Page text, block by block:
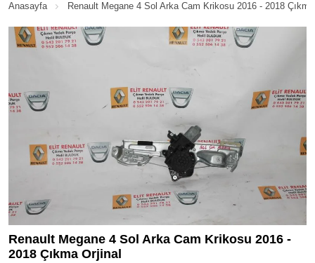
Anasayfa Renault Megane 4 Sol Arka Cam Krikosu 2016 - 2018
Renault Megane 4 Sol Arka Cam Krikosu 2016 -
2018 Çıkma Orjinal